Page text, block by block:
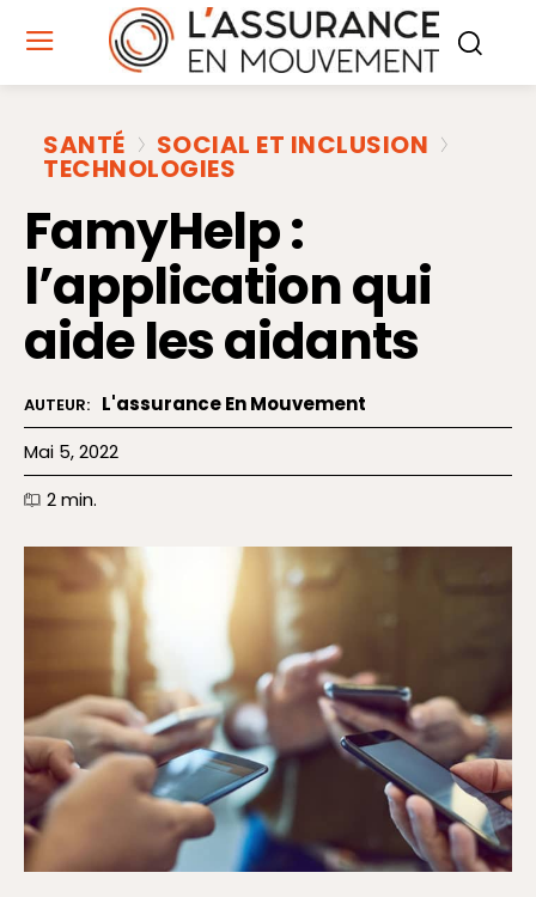
SANTÉ SOCIAL ET INCLUSION
TECHNOLOGIES
FamyHelp :
l’application qui
aide les aidants
AUTEUR: L'assurance En Mouvement
Mai 5, 2022
2min.